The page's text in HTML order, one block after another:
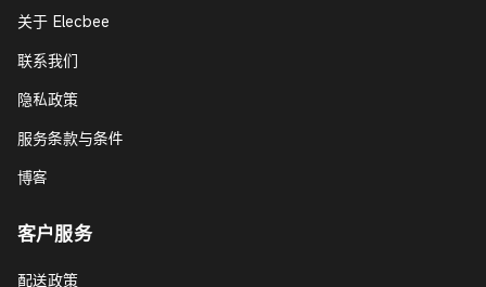
关于 Elecbee
联系我们
隐私政策
服务条款与条件
博客
客户服务
配送政策